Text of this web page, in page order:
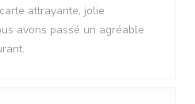
attrayante, jolie
avons passé un agréable